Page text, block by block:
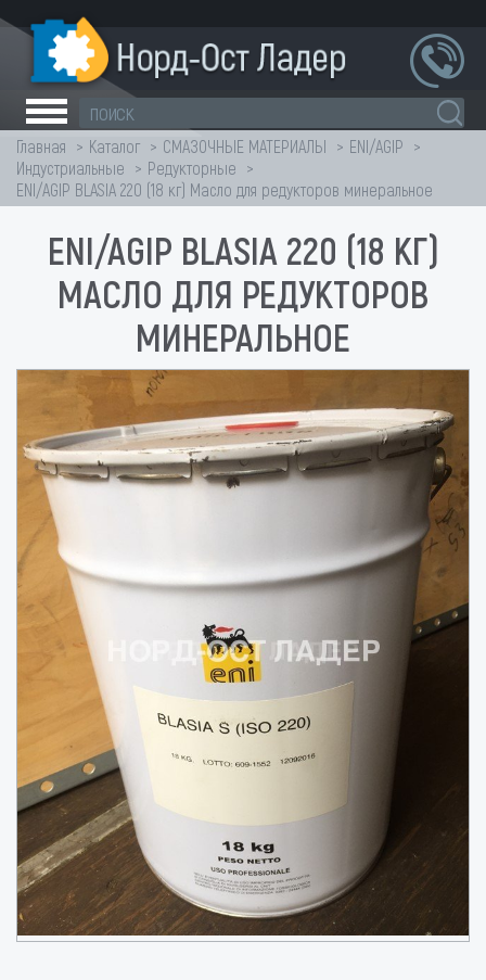
Главная Каталог СМАЗОЧНЫЕ МАТЕРИАЛЫ
ENI/AGIP
Индустриальные
Редукторные
ENI/AGIP BLASIA 220 (18 кг) Масло для редукторов минеральное
ENI/AGIP BLASIA 220 (18 КГ)
МАСЛО ДЛЯ РЕДУКТОРОВ
МИНЕРАЛЬНОЕ